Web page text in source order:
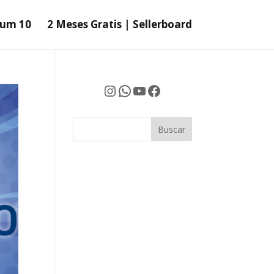
10 2 Meses Gratis | Sellerboard
Instagram
WhatsApp
YouTube
Facebook
Buscar